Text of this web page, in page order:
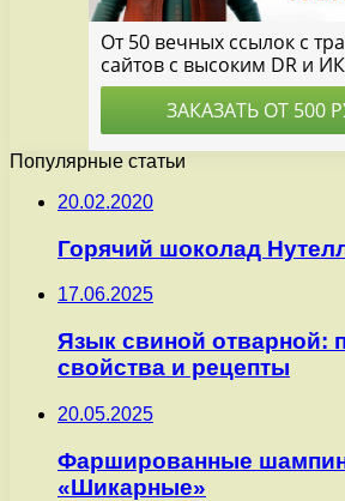
Популярные статьи
20.02.2020
Горячий шоколад
17.06.2025
Язык свиной отварной:
свойства и рецепты
20.05.2025
Фаршированные
«Шикарные»